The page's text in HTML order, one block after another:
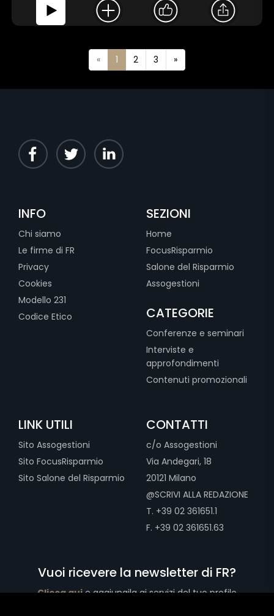
« 1 2 3 »
INFO
Chi siamo
Le firme di FR
Privacy
Cookies
Modello 231
Codice Etico
SEZIONI
Home
FocusRisparmio
Salone del Risparmio
Assogestioni
CATEGORIE
Conferenze e seminari
Interviste e
approfondimenti
Contenuti promozionali
LINK UTILI
Sito Assogestioni
Sito FocusRisparmio
Sito Salone del Risparmio
CONTATTI
c/o Assogestioni
Via Andegari, 18
20121 Milano
@SCRIVI ALLA REDAZIONE
T. +39 02 361651.1
F. +39 02 361651.63
Vuoi ricevere la newsletter di FR?
Clicca quie aggiungila ai servizi del tuo profilo